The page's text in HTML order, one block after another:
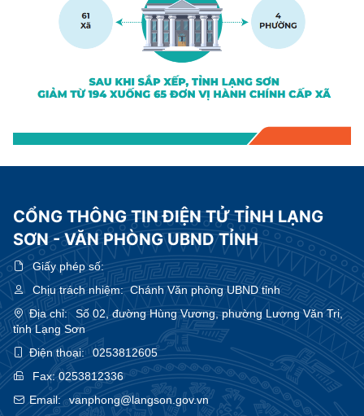
CỔNG THÔNG TIN ĐIỆN TỬ TỈNH LẠNG
SƠN - VĂN PHÒNG UBND TỈNH
Giấy phép số:
Chịu trách nhiệm:Chánh Văn phòng UBND tỉnh
Địa chỉ:
Số 02, đường Hùng Vương, phường Lương Văn Tri,
tỉnh Lạng Sơn
Điện thoại:
0253812605
Fax:0253812336
Email:
vanphong@langson.gov.vn